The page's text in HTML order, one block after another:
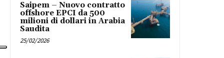
Saipem – Nuovo contratto
offshore EPCI da 500
milioni di dollari in Arabia
Saudita
25/02/2026